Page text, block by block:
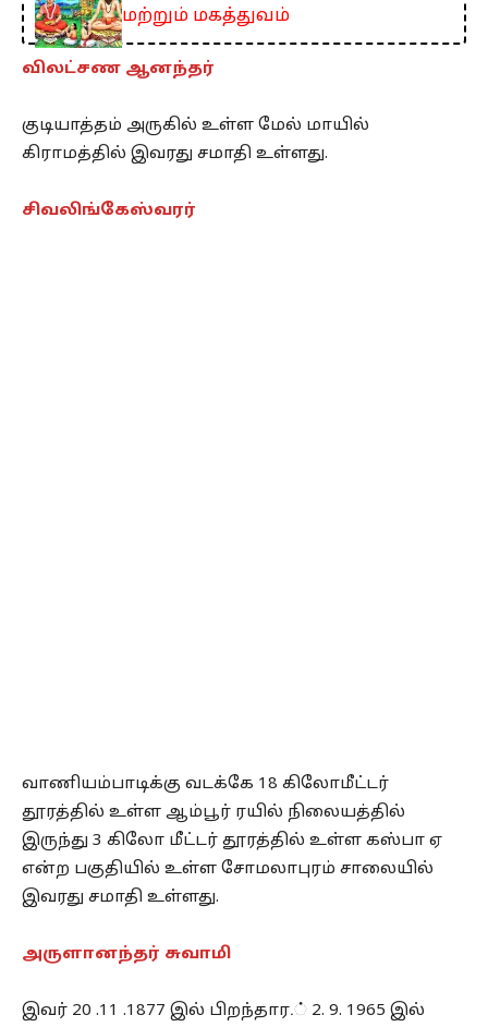
மற்றும் மகத்துவம்
விலட்சண ஆனந்தர்
குடியாத்தம் அருகில் உள்ள மேல் மாயில்
கிராமத்தில் இவரது சமாதி உள்ளது.
சிவலிங்கேஸ்வரர்
வாணியம்பாடிக்கு வடக்கே 18 கிலோமீட்டர்
தூரத்தில் உள்ள ஆம்பூர் ரயில் நிலையத்தில்
இருந்து 3 கிலோ மீட்டர் தூரத்தில் உள்ள கஸ்பா ஏ
என்ற பகுதியில் உள்ள சோமலாபுரம் சாலையில்
இவரது சமாதி உள்ளது.
அருளானந்தர் சுவாமி
இவர் 20 .11 .1877 இல் பிறந்தார.் 2. 9. 1965 இல்